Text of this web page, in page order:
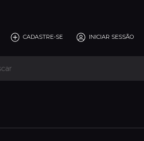
CADASTRE-SE INICIAR SESSÃO